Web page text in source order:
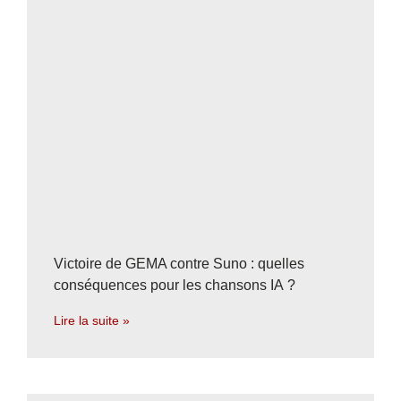
Victoire de GEMA contre Suno : quelles
conséquences pour les chansons IA ?
Lire la suite »